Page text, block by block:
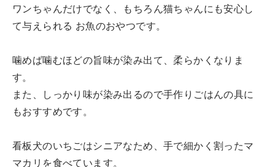
ワンちゃんだけでなく、もちろん猫ちゃんにも安心し
て与えられる お魚のおやつです。
噛めば噛むほどの旨味が染み出て、柔らかくなりま
す。
また、しっかり味が染み出るので手作りごはんの具に
もおすすめです。
看板犬のいちごはシニアなため、手で細かく割ったマ
マカリを食べています。